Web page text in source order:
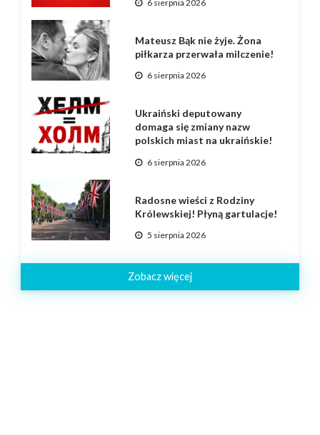
6 sierpnia 2026
Mateusz Bąk nie żyje. Żona
piłkarza przerwała milczenie!
6 sierpnia 2026
Ukraiński deputowany
domaga się zmiany nazw
polskich miast na ukraińskie!
6 sierpnia 2026
Radosne wieści z Rodziny
Królewskiej! Płyną gartulacje!
5 sierpnia 2026
Zobacz więcej